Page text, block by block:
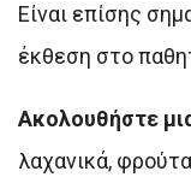
Είναι επίσης
έκθεση στο
Ακολουθήστε
λαχανικά,